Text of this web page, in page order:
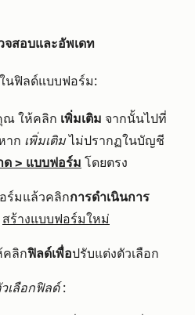
จสอบและอัพเดท
นฟิลด์แบบฟอร์ม:
ณ ให้คลิก เพิ่มเติม จากนั้นไปที่
าก เพิ่มเติมไม่ปรากฏในบัญชี
ด > แบบฟอร์ม โดยตรง
ร์มแล้วคลิกการดำเนินการ
สร้างแบบฟอร์มใหม่
คลิกฟิลด์เพื่อปรับแต่งตัวเลือก
เลือกฟิลด์: